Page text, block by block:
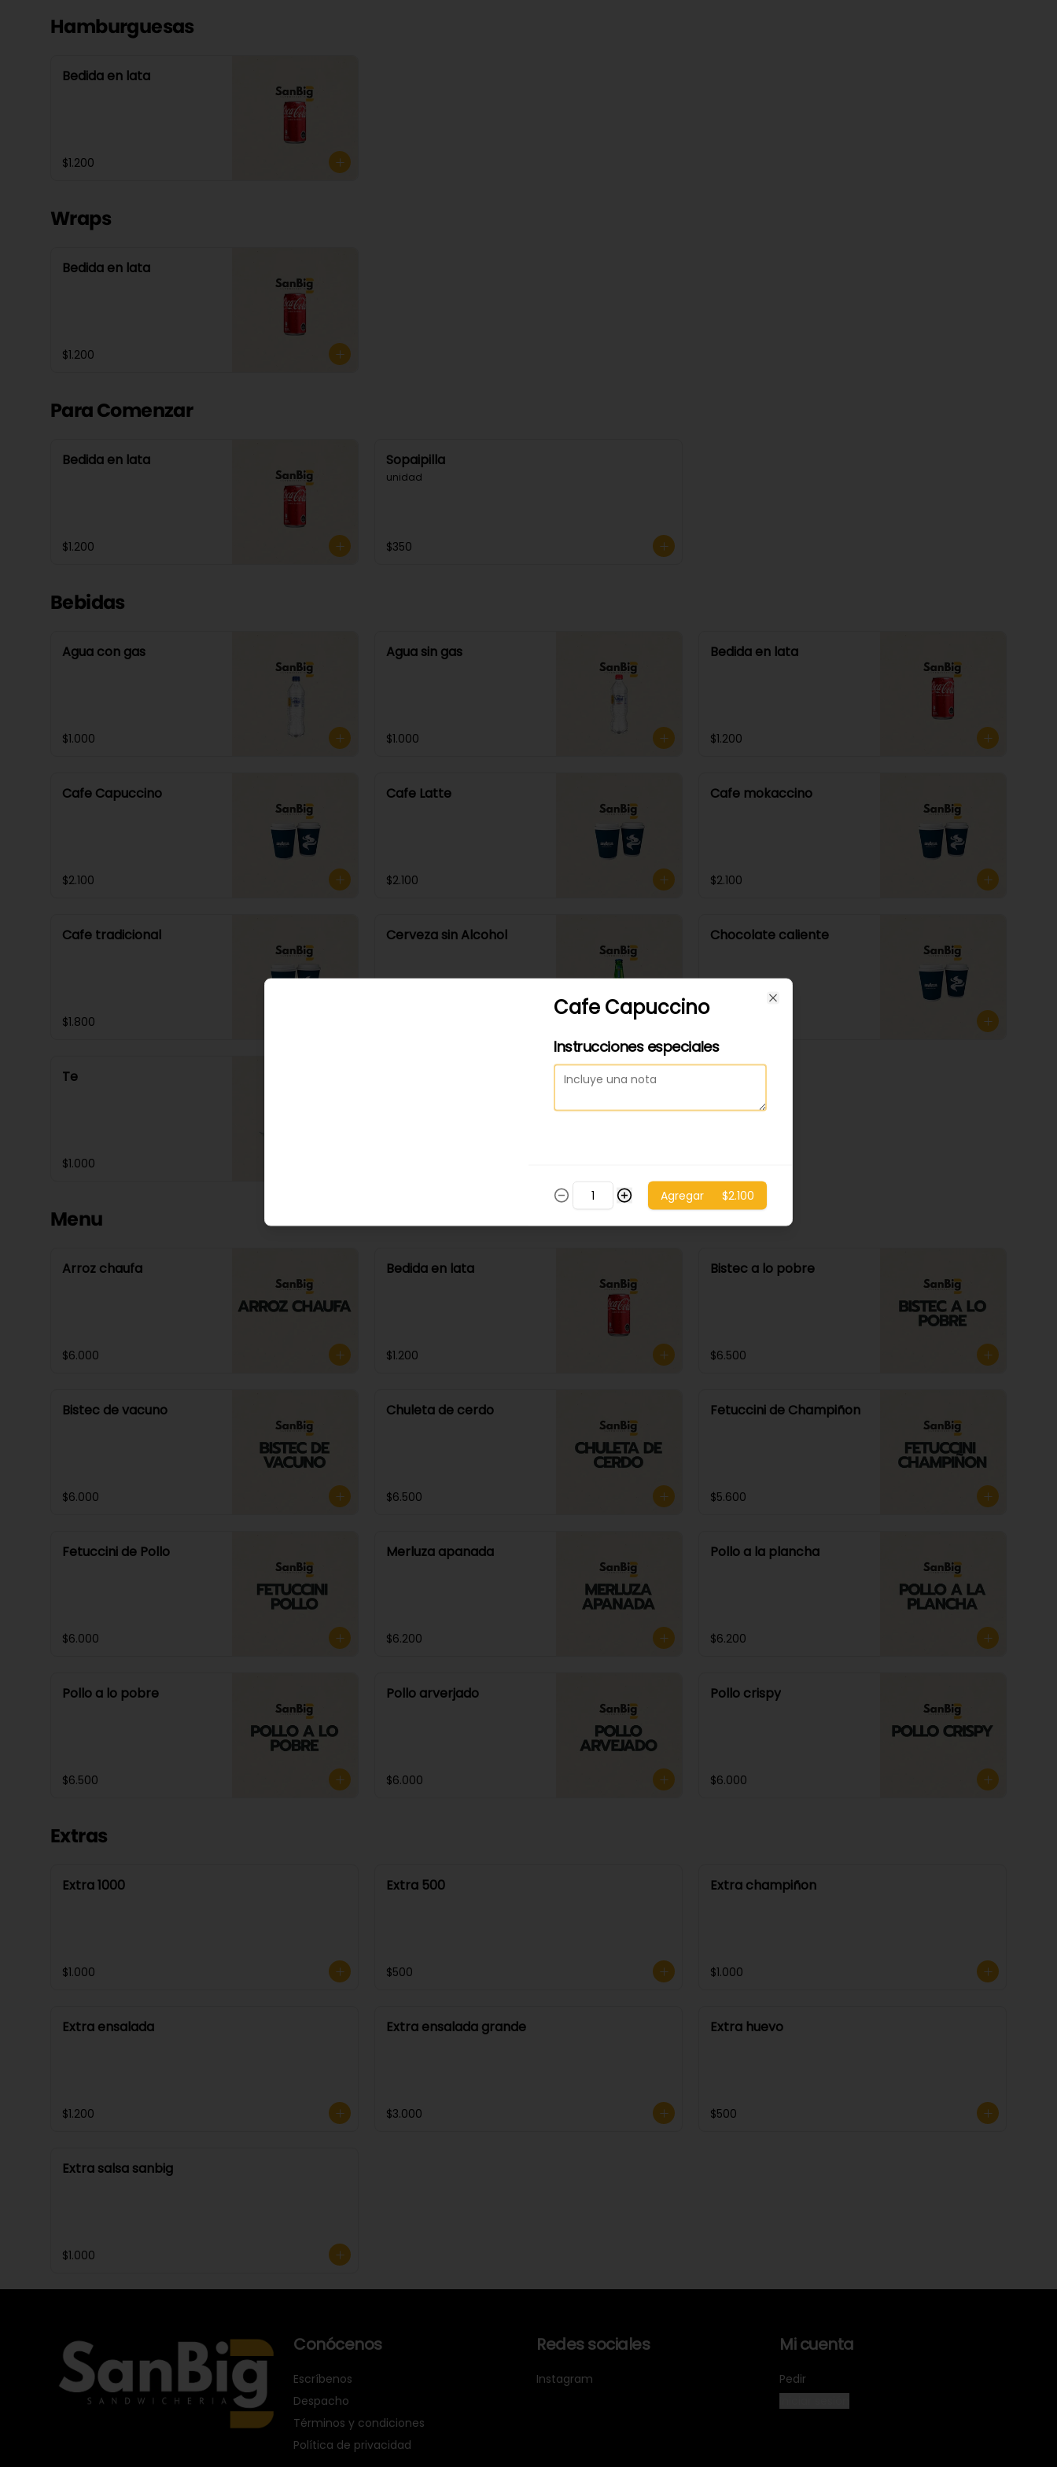
Hamburguesas
Bedida en lata
$1.200
Wraps
Bedida en lata
$1.200
Para Comenzar
Bedida en lata
$1.200
Sopaipilla
unidad
$350
Bebidas
Agua con gas
$1.000
Agua sin gas
$1.000
Bedida en lata
$1.200
Cafe Capuccino
$2.100
Cafe Latte
$2.100
Cafe mokaccino
$2.100
Cafe tradicional
$1.800
Cerveza sin Alcohol Chocolate caliente
Te
$1.000
Menu
Arroz chaufa
$6.000
Bedida en lata
$1.200
Bistec a lo pobre
$6.500
Bistec de vacuno
$6.000
Chuleta de cerdo
$6.500
Fetuccini de Champiñon
$5.600
Fetuccini de Pollo
$6.000
Merluza apanada
$6.200
Pollo a la plancha
$6.200
Pollo a lo pobre
$6.500
Pollo arverjado
$6.000
Pollo crispy
$6.000
Extras
Extra 1000
$1.000
Extra 500
$500
Extra champiñon
$1.000
Extra ensalada
$1.200
Extra ensalada grande
$3.000
Extra huevo
$500
Extra salsa sanbig
$1.000
Conócenos
Escríbenos
Despacho
Términos y condiciones
Política de privacidad
Redes sociales
Instagram
Mi cuenta
Pedir
Cafe Capuccino
Instrucciones especiales
Agregar $2.100